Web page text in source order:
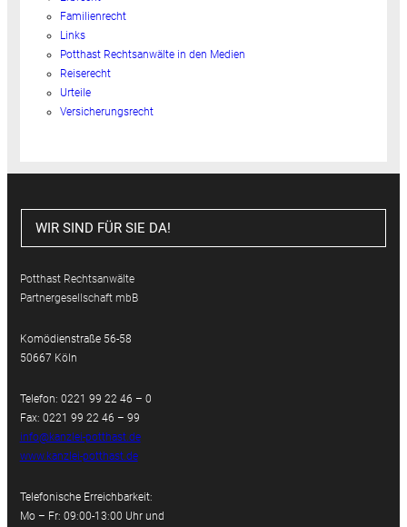
Familienrecht
Links
Potthast Rechtsanwälte in den Medien
Reiserecht
Urteile
Versicherungsrecht
WIR SIND FÜR SIE DA!
Potthast Rechtsanwälte
Partnergesellschaft mbB
Komödienstraße 56-58
50667 Köln
Telefon: 0221 99 22 46 – 0
Fax: 0221 99 22 46 – 99
info@kanzlei-potthast.de
www.kanzlei-potthast.de
Telefonische Erreichbarkeit:
Mo – Fr: 09:00-13:00 Uhr und